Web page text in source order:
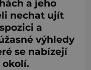
a jeho
nechat ujít
a
výhledy
se nabízejí
okolí.